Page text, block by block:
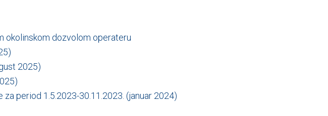
okolinskom dozvolom operateru
2025)
period 1.5.2023-30.11.2023. (januar 2024)